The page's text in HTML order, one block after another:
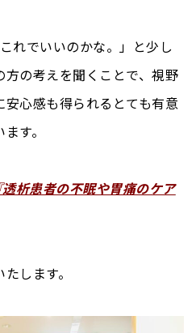
れでいいのかな。」と少し
の考えを聞くことで、視野
心感も得られるとても有意
す。
析患者の不眠や胃痛のケア
します。